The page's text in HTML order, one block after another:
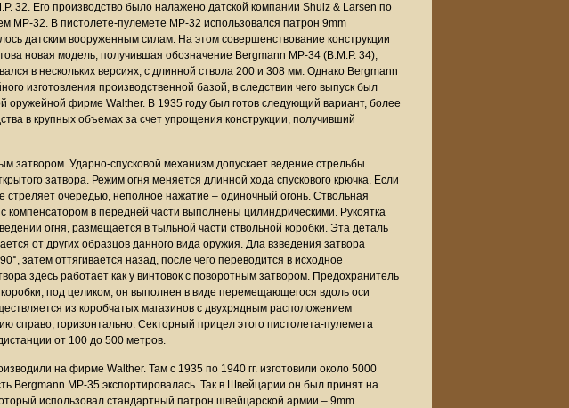
32. Его производство было налажено датской компании Shulz & Larsen по
MP-32. В пистолете-пулемете MP-32 использовался патрон 9mm
датским вооруженным силам. На этом совершенствование конструкции
новая модель, получившая обозначение Bergmann MP-34 (B.M.P. 34),
в нескольких версиях, с длинной ствола 200 и 308 мм. Однако Bergmann
изготовления производственной базой, в следствии чего выпуск был
оружейной фирме Walther. В 1935 году был готов следующий вариант, более
в крупных объемах за счет упрощения конструкции, получивший
затвором. Ударно-спусковой механизм допускает ведение стрельбы
затвора. Режим огня меняется длинной хода спускового крючка. Если
стреляет очередью, неполное нажатие – одиночный огонь. Ствольная
компенсатором в передней части выполнены цилиндрическими. Рукоятка
огня, размещается в тыльной части ствольной коробки. Эта деталь
от других образцов данного вида оружия. Дла взведения затвора
затем оттягивается назад, после чего переводится в исходное
здесь работает как у винтовок с поворотным затвором. Предохранитель
под целиком, он выполнен в виде перемещающегося вдоль оси
из коробчатых магазинов с двухрядным расположением
справо, горизонтально. Секторный прицел этого пистолета-пулемета
от 100 до 500 метров.
на фирме Walther. Там с 1935 по 1940 гг. изготовили около 5000
Bergmann MP-35 экспортировалась. Так в Швейцарии он был принят на
использовал стандартный патрон швейцарской армии – 9mm